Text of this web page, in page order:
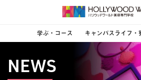
学ぶ・コース キャンパスライフ・
NEWS